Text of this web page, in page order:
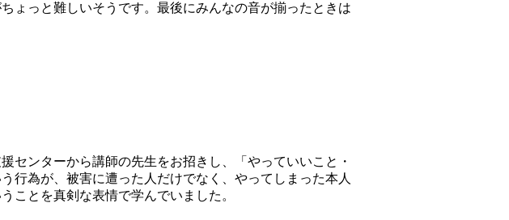
ょっと難しいそうです。最後にみんなの音が揃ったときは
ンターから講師の先生をお招きし、「やっていいこと・
行為が、被害に遭った人だけでなく、やってしまった本人
ことを真剣な表情で学んでいました。